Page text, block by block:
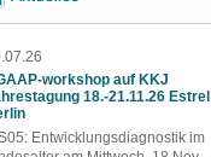
workshop auf KKJ
18.-21.11.26 Estrel
Entwicklungsdiagnostik im